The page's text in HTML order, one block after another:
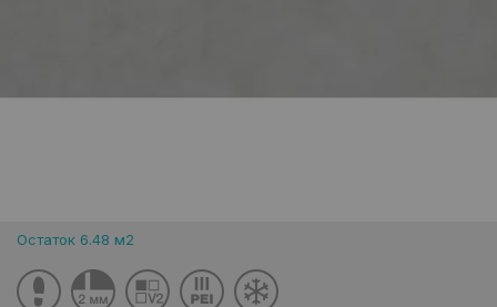
Остаток 6.48 м2